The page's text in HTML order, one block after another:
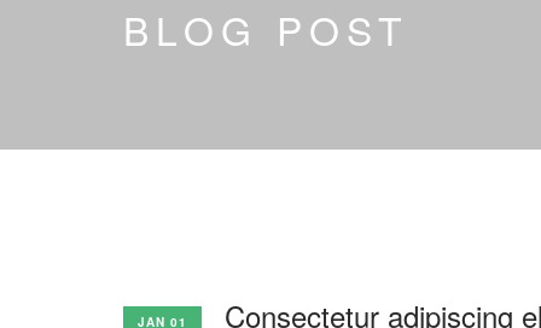
BLOG POST
JAN 01 Consectetur adipiscing